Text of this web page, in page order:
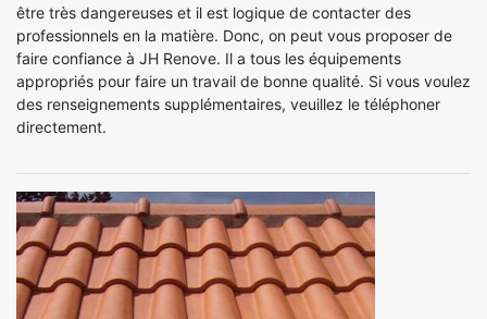
être très dangereuses et il est logique de contacter des
professionnels en la matière. Donc, on peut vous proposer de
faire confiance à JH Renove. Il a tous les équipements
appropriés pour faire un travail de bonne qualité. Si vous voulez
des renseignements supplémentaires, veuillez le téléphoner
directement.